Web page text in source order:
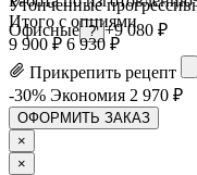
Утонченные
Офисные ? +9 080 ₽
Итого с опциями
9 900 ₽ 6 930 ₽
Прикрепить рецепт
-30% Экономия 2 970 ₽
ОФОРМИТЬ ЗАКАЗ
×
×